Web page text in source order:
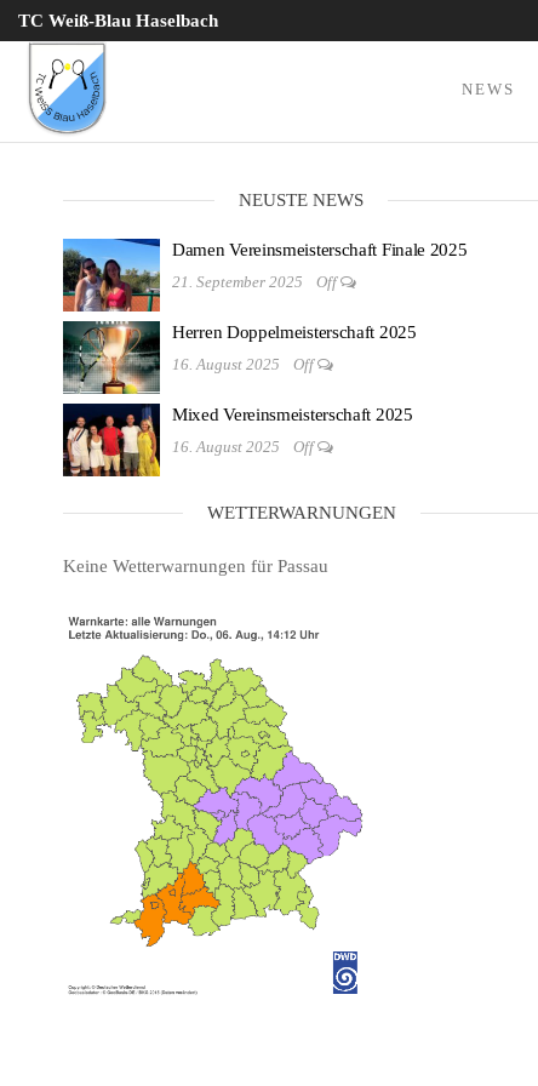
Zum
Inhalt
springen
TC Weiß-Blau Haselbach
Blau
Haselbach
NEWS
NEUSTE NEWS
Damen Vereinsmeisterschaft Finale 2025
21. September 2025 Off
Herren Doppelmeisterschaft 2025
16. August 2025 Off
Mixed Vereinsmeisterschaft 2025
16. August 2025 Off
WETTERWARNUNGEN
Keine Wetterwarnungen für Passau